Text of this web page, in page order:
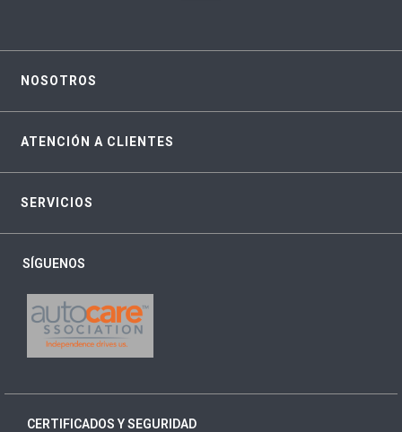
NOSOTROS
ATENCIÓN A CLIENTES
SERVICIOS
SÍGUENOS
CERTIFICADOS Y SEGURIDAD